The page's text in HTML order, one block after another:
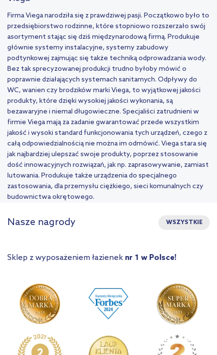
Firma Viega narodziła się z prawdziwej pasji. Początkowo było to
przedsiębiorstwo rodzinne, które stopniowo rozszerzało swój
asortyment stając się dziś międzynarodową firmą. Produkuje
głównie systemy instalacyjne, systemy zabudowy
podtynkowej zajmując się także techniką odprowadzania wody.
Bez tak sprecyzowanej produkcji trudno byłoby mówić o
poprawnie działających systemach sanitarnych. Odpływy do
WC, wanien czy brodzików marki Viega, to wyjątkowej jakości
produkty, które dzięki wysokiej jakości wykonania, są
bezawaryjne i niemal długowieczne. Specjaliści zatrudnieni w
firmie Viega mają za zadanie gwarantować przede wszystkim
jakość i wysoki standard funkcjonowania tych urządzeń, czego z
całą odpowiedzialnością nie można im odmówić. Viega stara się
jak najbardziej ulepszać swoje produkty, poprzez stosowanie
dość innowacyjnych rozwiązań, jak np. zaprasowywanie, zamiast
lutowania. Produkuje także urządzenia do specjalnego
zastosowania, dla przemysłu ciężkiego, sieci komunalnych czy
budownictwa okrętowego.
Nasze nagrody WSZYSTKIE
Sklep z wyposażeniem łazienek nr 1 w Polsce!